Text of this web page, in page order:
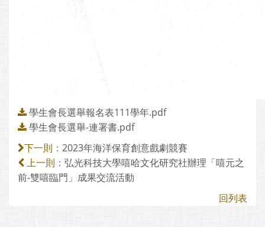
學生會長選舉報名表111學年.pdf
學生會長選舉-連署書.pdf
下一則： 2023年海洋保育創意戲劇競賽
上一則： 弘光科技大學嘻哈文化研究社辦理「嘻元之
前-雙嘻臨門」成果交流活動
回列表